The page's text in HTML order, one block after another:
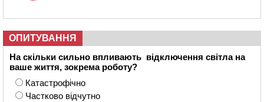
ОПИТУВАННЯ
На скільки сильно впливають відключення світла на
ваше життя, зокрема роботу?
Катастрофічно
Частково відчутно